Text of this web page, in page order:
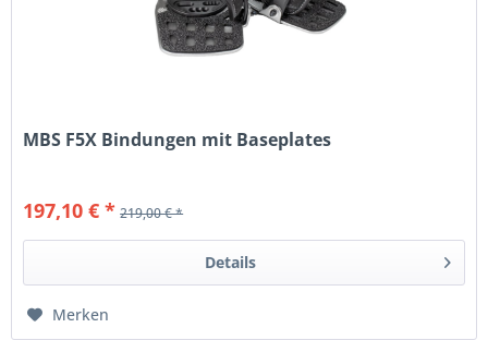
MBS F5X Bindungen mit Baseplates
197,10 € * 219,00 € *
Details
Merken